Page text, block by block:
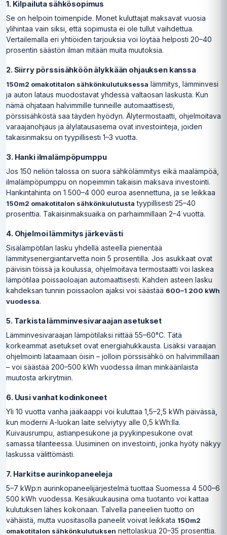
1. Kilpailuta sähkösopimus
Se on helpoin toimenpide. Monet kuluttajat maksavat vuosia
ylihintaa vain siksi, että sopimusta ei ole tullut vaihdettua.
Vertailemalla eri yhtiöiden tarjouksia voi löytää helposti 20–40
prosentin säästön ilman mitään muita muutoksia.
2. Siirry pörssisähköön älykkään ohjauksen kanssa
150m2 omakotitalon sähkönkulutuksessa lämmitys, lämminvesi
ja auton lataus muodostavat yhdessä valtaosan laskusta. Kun
nämä ohjataan halvimmille tunneille automaattisesti,
pörssisähköstä saa täyden hyödyn. Älytermostaatti, ohjelmoitava
varaajanohjaus ja älylatausasema ovat investointeja, joiden
takaisinmaksu on tyypillisesti 1–3 vuotta.
3. Hanki ilmalämpöpumppu
Jos 150 neliön talossa on suora sähkölämmitys eikä maalämpöä,
ilmalämpöpumppu on nopeimmin takaisin maksava investointi.
Hankintahinta on 1 500–4 000 euroa asennettuna, ja se leikkaa
150m2 omakotitalon sähkönkulutusta tyypillisesti 25–40
prosenttia. Takaisinmaksuaika on parhaimmillaan 2–4 vuotta.
4. Ohjelmoi lämmitys järkevästi
Sisälämpötilan lasku yhdellä asteella pienentää
lämmitysenergiantarvetta noin 5 prosentilla. Jos asukkaat ovat
päivisin töissä ja koulussa, ohjelmoitava termostaatti voi laskea
lämpötilaa poissaoloajan automaattisesti. Kahden asteen lasku
kahdeksan tunnin poissaolon ajaksi voi säästää 600–1 200 kWh
vuodessa.
5. Tarkista lämminvesivaraajan asetukset
Lämminvesivaraajan lämpötilaksi riittää 55–60°C. Tätä
korkeammat asetukset ovat energiahukkausta. Lisäksi varaajan
ohjelmointi lataamaan öisin – jolloin pörssisähkö on halvimmillaan
– voi säästää 200–500 kWh vuodessa ilman minkäänlaista
muutosta arkirytmiin.
6. Uusi vanhat kodinkoneet
Yli 10 vuotta vanha jääkaappi voi kuluttaa 1,5–2,5 kWh päivässä,
kun moderni A-luokan laite selviytyy alle 0,5 kWh:lla.
Kuivausrumpu, astianpesukone ja pyykinpesukone ovat
samassa tilanteessa. Uusiminen on investointi, jonka hyöty näkyy
laskussa välittömästi.
7. Harkitse aurinkopaneeleja
5–7 kWp:n aurinkopaneelijärjestelmä tuottaa Suomessa 4 500–6
500 kWh vuodessa. Kesäkuukausina oma tuotanto voi kattaa
kulutuksen lähes kokonaan. Talvella paneelien tuotto on
vähäistä, mutta vuositasolla paneelit voivat leikkata 150m2
omakotitalon sähkönkulutuksen nettolaskua 20–35 prosenttia.